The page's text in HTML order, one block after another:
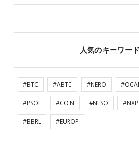
人気のキーワード
#BTC #ABTC #NERO
#PSOL #COIN #NESO
#BBRL #EUROP